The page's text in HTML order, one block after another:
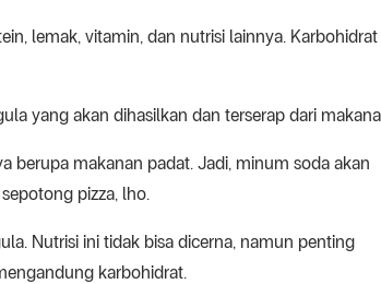
lemak, vitamin, dan nutrisi lainnya. Karbohidrat
yang akan dihasilkan dan terserap dari
berupa makanan padat. Jadi, minum soda akan
pizza, lho.
Nutrisi ini tidak bisa dicerna, namun penting
karbohidrat.